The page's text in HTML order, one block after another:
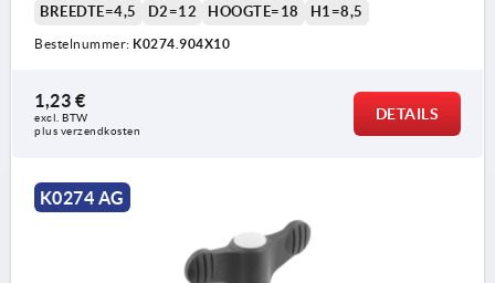
BREEDTE=4,5
D2=12 HOOGTE=18 H1=8,5
Bestelnummer: K0274.904X10
1,23 €
excl. BTW
plus verzendkosten
DETAILS
K0274 AG